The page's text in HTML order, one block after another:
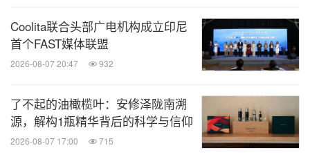
相关链接：
http://www.loccitane.cn
知消
微信公众号“知消”发布全球消费品、零售、时
尚、物流行业最新动态。扫描二维码，立即
Coolita联合头部广电机构成立印尼
首个FAST媒体联盟
2026-08-07 20:47 932
了不起的油橄榄叶：安修泽陇南溯
源，解构1瓶精华背后的科学与信仰
2026-08-07 17:00 715